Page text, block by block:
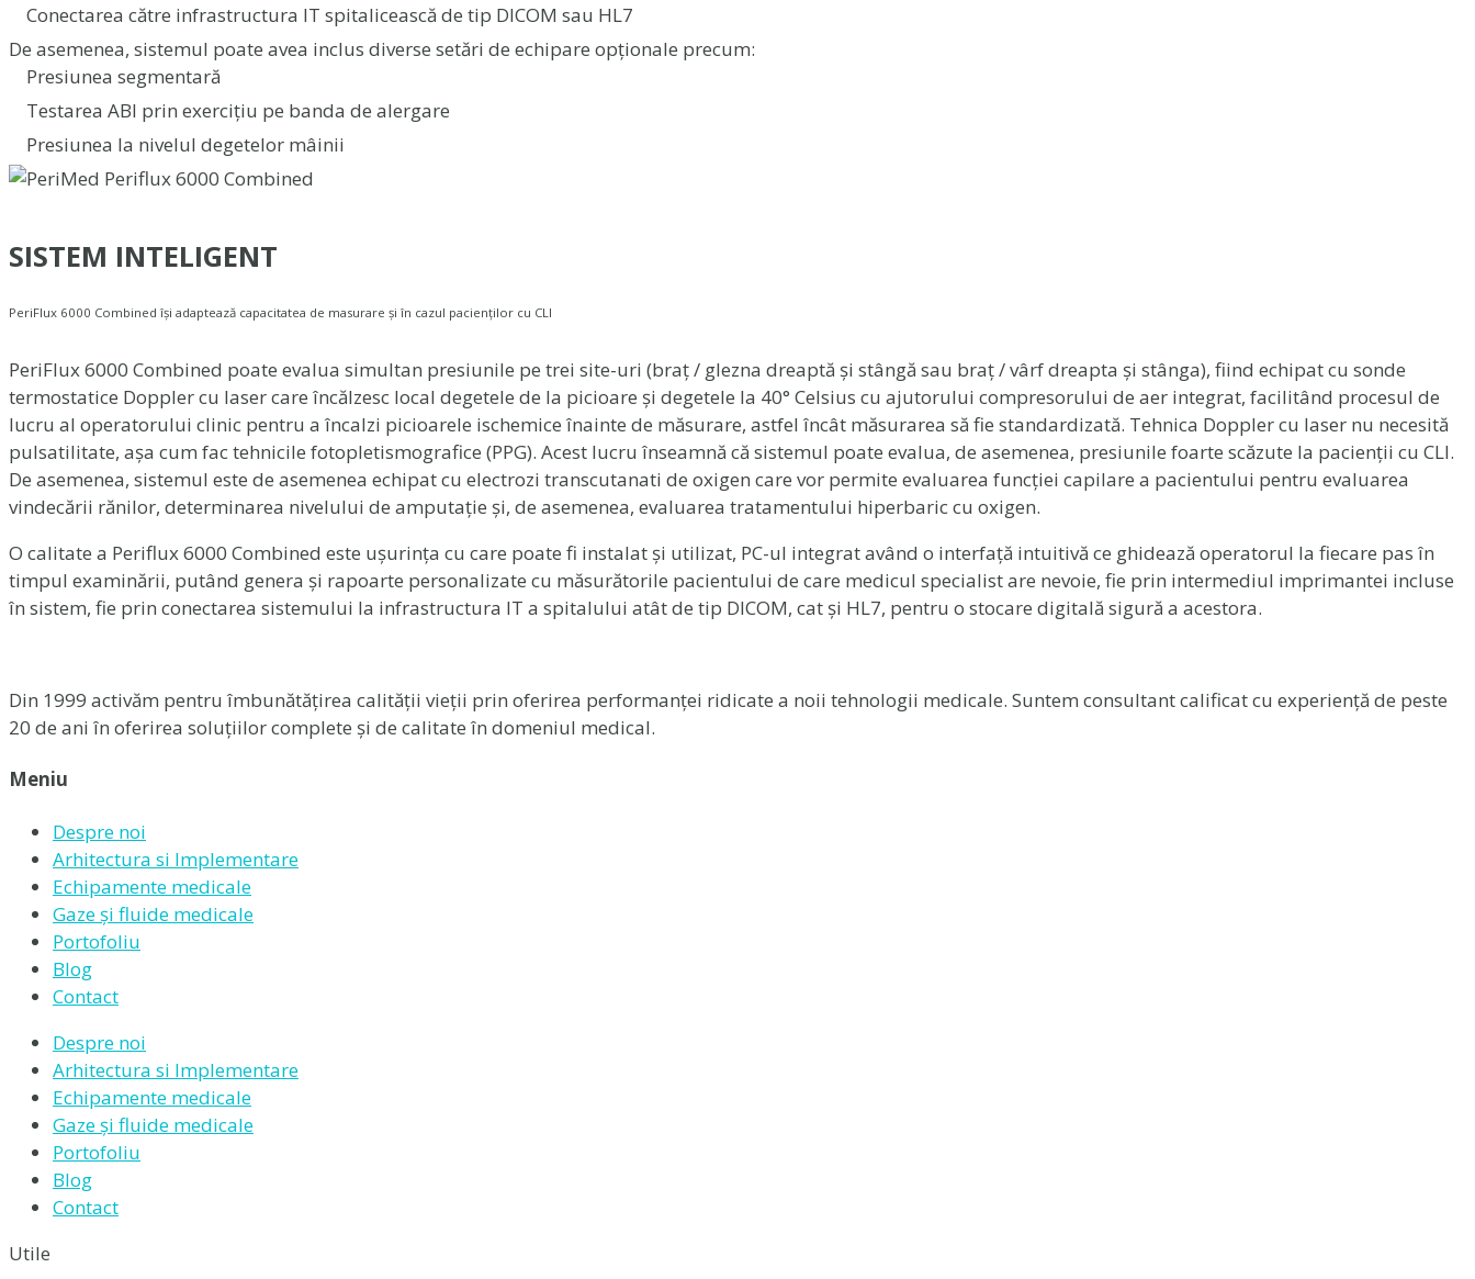
Conectarea către infrastructura IT spitalicească de tip DICOM sau HL7
De asemenea, sistemul poate avea inclus diverse setări de echipare opționale precum:
Presiunea segmentară
Testarea ABI prin exercițiu pe banda de alergare
Presiunea la nivelul degetelor mâinii
SISTEM INTELIGENT
PeriFlux 6000 Combined își adaptează capacitatea de masurare și în cazul pacienților cu CLI
PeriFlux 6000 Combined poate evalua simultan presiunile pe trei site-uri (braț / glezna dreaptă și stângă sau braț / vârf dreapta și stânga), fiind echipat cu sonde
termostatice Doppler cu laser care încălzesc local degetele de la picioare și degetele la 40° Celsius cu ajutorului compresorului de aer integrat, facilitând procesul de
lucru al operatorului clinic pentru a încalzi picioarele ischemice înainte de măsurare, astfel încât măsurarea să fie standardizată. Tehnica Doppler cu laser nu necesită
pulsatilitate, așa cum fac tehnicile fotopletismografice (PPG). Acest lucru înseamnă că sistemul poate evalua, de asemenea, presiunile foarte scăzute la pacienții cu CLI.
De asemenea, sistemul este de asemenea echipat cu electrozi transcutanati de oxigen care vor permite evaluarea funcției capilare a pacientului pentru evaluarea
vindecării rănilor, determinarea nivelului de amputație și, de asemenea, evaluarea tratamentului hiperbaric cu oxigen.
O calitate a Periflux 6000 Combined este ușurința cu care poate fi instalat și utilizat, PC-ul integrat având o interfață intuitivă ce ghidează operatorul la fiecare pas în
timpul examinării, putând genera și rapoarte personalizate cu măsurătorile pacientului de care medicul specialist are nevoie, fie prin intermediul imprimantei incluse
în sistem, fie prin conectarea sistemului la infrastructura IT a spitalului atât de tip DICOM, cat și HL7, pentru o stocare digitală sigură a acestora.
Din 1999 activăm pentru îmbunătățirea calității vieții prin oferirea performanței ridicate a noii tehnologii medicale. Suntem consultant calificat cu experiență de peste
20 de ani în oferirea soluțiilor complete și de calitate în domeniul medical.
Meniu
Despre noi
Arhitectura si Implementare
Echipamente medicale
Gaze și fluide medicale
Portofoliu
Blog
Contact
Despre noi
Arhitectura si Implementare
Echipamente medicale
Gaze și fluide medicale
Portofoliu
Blog
Contact
Utile